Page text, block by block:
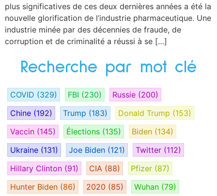
plus significatives de ces deux dernières années a été la
nouvelle glorification de l’industrie pharmaceutique. Une
industrie minée par des décennies de fraude, de
corruption et de criminalité a réussi à se […]
Recherche par mot clé
COVID (329) FBI (230) Russie (200)
Chine (192) Trump (183) Donald Trump (153)
Vaccin (145) Élections (135) Biden (134)
Ukraine (131) Joe Biden (121) Twitter (112)
Hillary Clinton (91) CIA (88) Pfizer (87)
Hunter Biden (86) 2020 (85) Wuhan (79)